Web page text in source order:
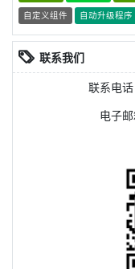
自定义组件 自动升级程序
联系我们
联系电
电子